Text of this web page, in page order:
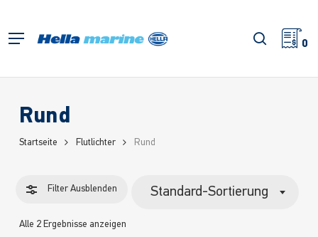
springen
Menü Suche
0
Rund
Startseite Flutlichter Rund
Filter Ausblenden
Alle 2 Ergebnisse anzeigen
Standard-Sortierung
Filter